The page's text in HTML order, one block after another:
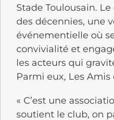
Stade Toulousain.
des décennies, une
événementielle où
convivialité et
les acteurs qui
Parmi eux, Les Amis
« C’est une
soutient le club, on